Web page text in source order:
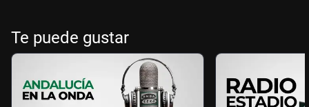
Te puede gustar